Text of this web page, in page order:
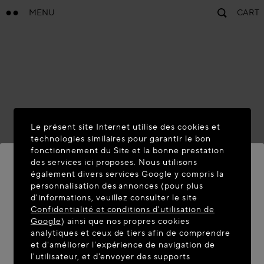
MENU CART
BIENVENUE SUR MAISON-
ALAIA.COM
Vous semblez être dans le pays suivant : United
States. Souhaitez-vous mettre à jour votre
localisation ?
Le présent site Internet utilise des cookies et
technologies similaires pour garantir le bon
fonctionnement du Site et la bonne prestation
des services ici proposes. Nous utilisons
également divers services Google y compris la
personnalisation des annonces (pour plus
d'informations, veuillez consulter le site
Confidentialité et conditions d'utilisation de
Google) ainsi que nos propres cookies
analytiques et ceux de tiers afin de comprendre
et d'améliorer l'expérience de navigation de
l'utilisateur, et d'envoyer des supports